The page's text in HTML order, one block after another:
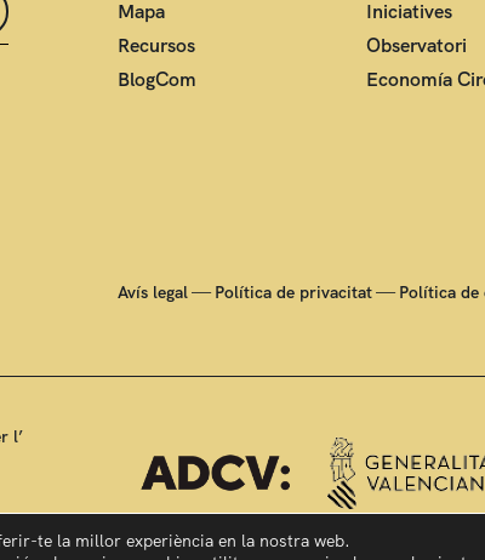
Mapa
Iniciatives
Recursos
Observatori
BlogCom
Economía
Avís legal—Política de privacitat—Política de
l’
te la millor experiència en la nostra web.